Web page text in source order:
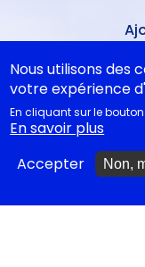
Nous utilisons des
votre expérience
En cliquant sur le
En savoir plus
Accepter
Non,